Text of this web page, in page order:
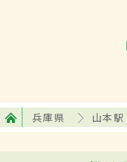
兵庫県 山本駅